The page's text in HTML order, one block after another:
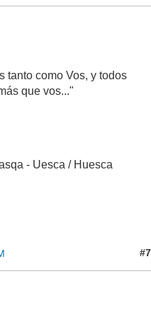
tanto como Vos, y todos
que vos..."
- Uesca / Huesca
#7